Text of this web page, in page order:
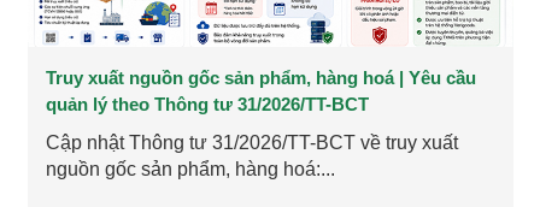
Truy xuất nguồn gốc sản phẩm, hàng hoá | Yêu cầu
quản lý theo Thông tư 31/2026/TT-BCT
Cập nhật Thông tư 31/2026/TT-BCT về truy xuất
nguồn gốc sản phẩm, hàng hoá:...